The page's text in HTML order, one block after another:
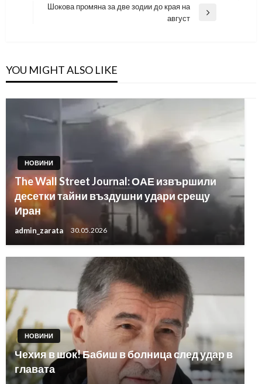
Шокова промяна за две зодии до края на
август
YOU MIGHT ALSO LIKE
НОВИНИ
The Wall Street Journal: ОАЕ извършили
десетки тайни въздушни удари срещу
Иран
admin_zarata 30.05.2026
НОВИНИ
Чехия в шок! Бабиш в болница след удар в
главата